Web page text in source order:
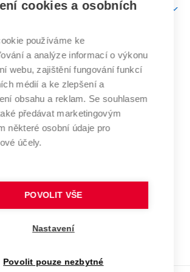
rada
kvality výzkumu
fondů
/ ContriBUTe
údajů
odkaz)
učení
technické
V BRNĚ
www.vut.cz
vut@vutbr.cz
cookies a osobních
používáme ke
a analýze informací o výkonu
webu, zajištění fungování funkcí
médií a ke zlepšení a
obsahu a reklam. Se souhlasem
předávat marketingovým
některé osobní údaje pro
účely.
POVOLIT VŠE
Nastavení
Povolit pouze nezbytné